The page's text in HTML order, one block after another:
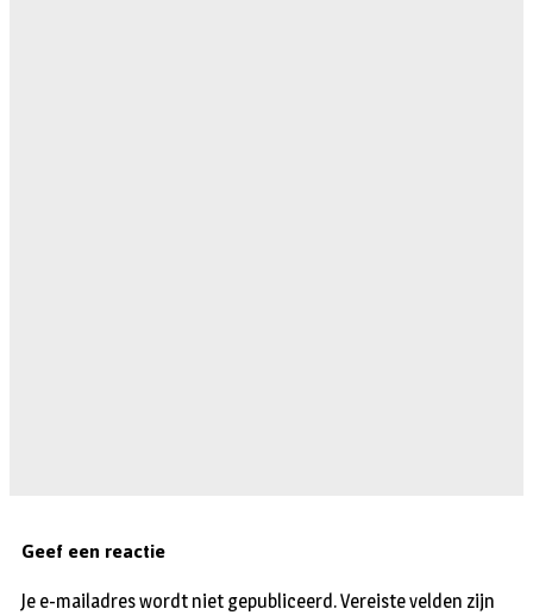
Geef een reactie
Je e-mailadres wordt niet gepubliceerd.Vereiste velden zijn